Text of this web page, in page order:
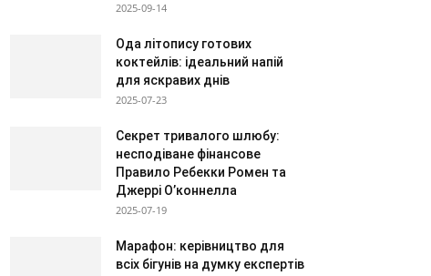
2025-09-14
Ода літопису готових
коктейлів: ідеальний напій
для яскравих днів
2025-07-23
Секрет тривалого шлюбу:
несподіване фінансове
Правило Ребекки Ромен та
Джеррі О’коннелла
2025-07-19
Марафон: керівництво для
всіх бігунів на думку експертів